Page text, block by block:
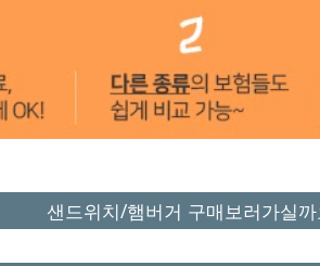
샌드위치/햄버거 구매보러가실까